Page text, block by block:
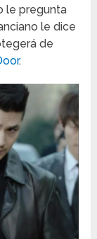
le pregunta
le dice
de
.